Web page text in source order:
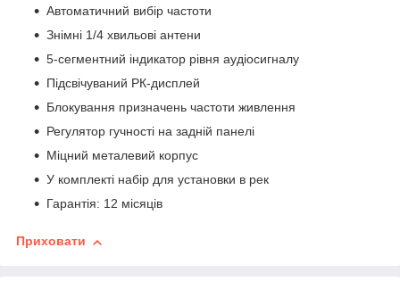
Автоматичний вибір частоти
Знімні 1/4 хвильові антени
5-сегментний індикатор рівня аудіосигналу
Підсвічуваний РК-дисплей
Блокування призначень частоти живлення
Регулятор гучності на задній панелі
Міцний металевий корпус
У комплекті набір для установки в рек
Гарантія: 12 місяців
Приховати